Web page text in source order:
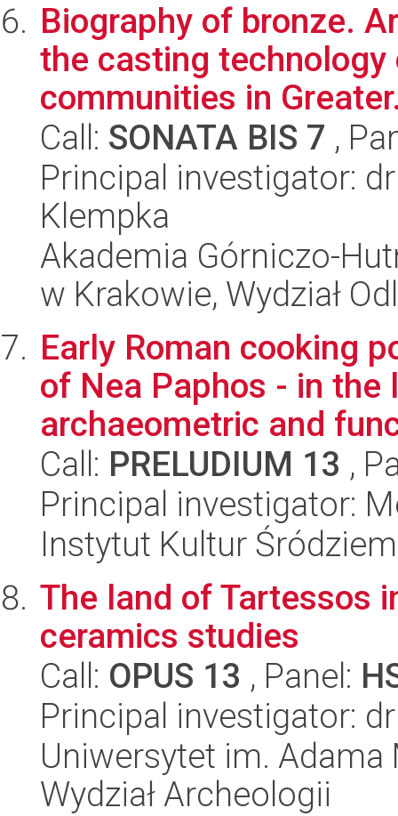
Biography of bronze.
the casting
communities in
Call: SONATA BIS 7 ,
Principal investigator:
Klempka
Akademia Górniczo-
w Krakowie, Wydział
Early Roman cooking
of Nea Paphos - in
archaeometric and
Call: PRELUDIUM 13 ,
Principal investigator:
Instytut Kultur
The land of Tartessos
ceramics studies
Call: OPUS 13 , Panel:
Principal investigator:
Uniwersytet im.
Wydział Archeologii